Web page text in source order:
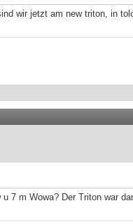
wir jetzt am new triton, in
7 m Wowa? Der Triton war